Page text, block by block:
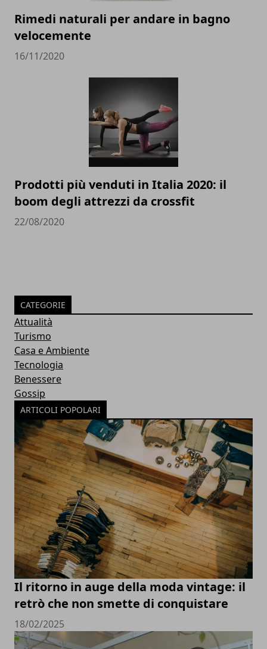
Rimedi naturali per andare in bagno
velocemente
16/11/2020
Prodotti più venduti in Italia 2020: il
boom degli attrezzi da crossfit
22/08/2020
CATEGORIE
Attualità
Turismo
Casa e Ambiente
Tecnologia
Benessere
Gossip
ARTICOLI POPOLARI
Il ritorno in auge della moda vintage: il
retrò che non smette di conquistare
18/02/2025